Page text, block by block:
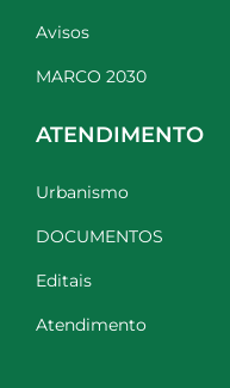
Avisos
MARCO 2030
ATENDIMENTO
Urbanismo
DOCUMENTOS
Editais
Atendimento